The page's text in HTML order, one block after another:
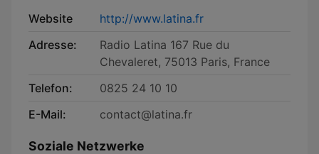
Website
http://www.latina.fr
Adresse:
Radio Latina 167 Rue du
Chevaleret, 75013 Paris, France
Telefon:
0825 24 10 10
E-Mail:
contact@latina.fr
Soziale Netzwerke